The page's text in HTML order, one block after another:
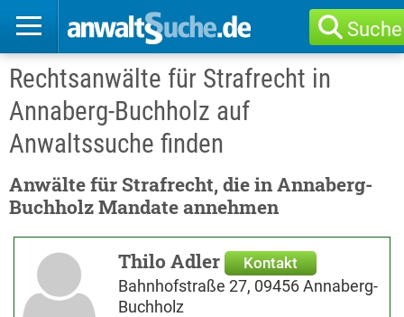
Suche
Rechtsanwälte für Strafrecht in
Annaberg-Buchholz auf
Anwaltssuche finden
Anwälte für Strafrecht, die in Annaberg-
Buchholz Mandate annehmen
Thilo Adler Kontakt
Bahnhofstraße 27, 09456 Annaberg-
Buchholz